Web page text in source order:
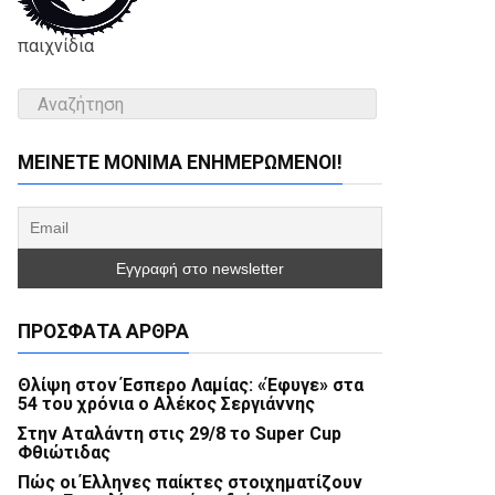
παιχνίδια
ΜΕΊΝΕΤΕ ΜΌΝΙΜΑ ΕΝΗΜΕΡΏΜΕΝΟΙ!
ΠΡΌΣΦΑΤΑ ΆΡΘΡΑ
Θλίψη στον Έσπερο Λαμίας: «Έφυγε» στα
54 του χρόνια ο Αλέκος Σεργιάννης
Στην Αταλάντη στις 29/8 το Super Cup
Φθιώτιδας
Πώς οι Έλληνες παίκτες στοιχηματίζουν